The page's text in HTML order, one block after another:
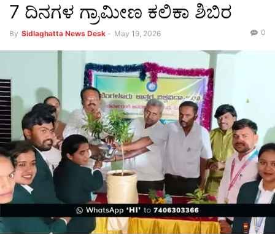
7 ದಿನಗಳ ಗ್ರಾಮೀಣ ಕಲಿಕಾ ಶಿಬಿರ
By Sidlaghatta News Desk - May 19, 2026 0